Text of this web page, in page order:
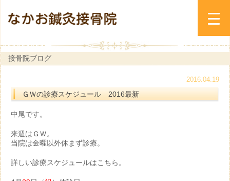
接骨院ブログ
2016.04.19
ＧＷの診療スケジュール 2016最新
中尾です。
来週はＧＷ。
当院は金曜以外休まず診療。
詳しい診療スケジュールはこちら。